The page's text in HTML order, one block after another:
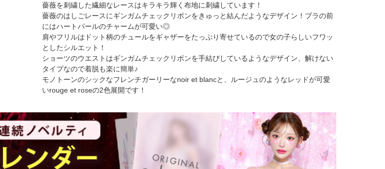
薔薇を刺繍した繊細なレースはキラキラ輝く布地に刺繍しています！
薔薇のはしごレースにギンガムチェックリボンをきゅっと結んだようなデザイン！ブラの前
にはハートパールのチャームが可愛い◎
肩やフリルはドット柄のチュールをギャザーをたっぷり寄せているので女の子らしいフワッ
としたシルエット！
ショーツのウエストはギンガムチェックリボンを手結びしているようなデザイン、解けない
タイプなので着脱も楽に簡単♪
モノトーンのシックなフレンチガーリーなnoir et blancと、ルージュのようなレッドが可愛
いrouge et roseの2色展開です！